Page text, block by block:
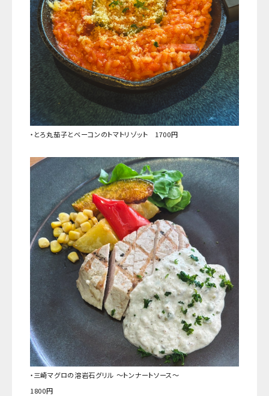
・とろ丸茄子とベーコンのトマトリゾット 1700円
・三崎マグロの溶岩石グリル ～トンナートソース～
1800円